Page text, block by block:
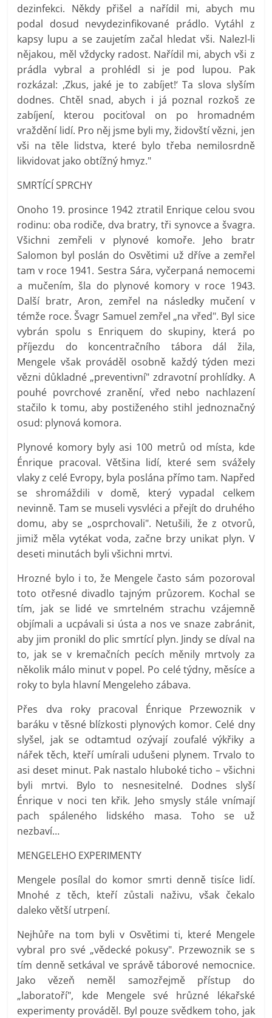
dezinfekci. Někdy přišel a nařídil mi, abych mu
podal dosud nevydezinfikované prádlo. Vytáhl z
kapsy lupu a se zaujetím začal hledat vši. Nalezl-li
nějakou, měl vždycky radost. Nařídil mi, abych vši z
prádla vybral a prohlédl si je pod lupou. Pak
rozkázal: ,Zkus, jaké je to zabíjet!‘ Ta slova slyším
dodnes. Chtěl snad, abych i já poznal rozkoš ze
zabíjení, kterou pociťoval on po hromadném
vraždění lidí. Pro něj jsme byli my, židovští vězni, jen
vši na těle lidstva, které bylo třeba nemilosrdně
likvidovat jako obtížný hmyz."
SMRTÍCÍ SPRCHY
Onoho 19. prosince 1942 ztratil Enrique celou svou
rodinu: oba rodiče, dva bratry, tři synovce a švagra.
Všichni zemřeli v plynové komoře. Jeho bratr
Salomon byl poslán do Osvětimi už dříve a zemřel
tam v roce 1941. Sestra Sára, vyčerpaná nemocemi
a mučením, šla do plynové komory v roce 1943.
Další bratr, Aron, zemřel na následky mučení v
témže roce. Švagr Samuel zemřel „na vřed". Byl sice
vybrán spolu s Enriquem do skupiny, která po
příjezdu do koncentračního tábora dál žila,
Mengele však prováděl osobně každý týden mezi
vězni důkladné „preventivní" zdravotní prohlídky. A
pouhé povrchové zranění, vřed nebo nachlazení
stačilo k tomu, aby postiženého stihl jednoznačný
osud: plynová komora.
Plynové komory byly asi 100 metrů od místa, kde
Énrique pracoval. Většina lidí, které sem svážely
vlaky z celé Evropy, byla poslána přímo tam. Napřed
se shromáždili v domě, který vypadal celkem
nevinně. Tam se museli vysvléci a přejít do druhého
domu, aby se „osprchovali". Netušili, že z otvorů,
jimiž měla vytékat voda, začne brzy unikat plyn. V
deseti minutách byli všichni mrtvi.
Hrozné bylo i to, že Mengele často sám pozoroval
toto otřesné divadlo tajným průzorem. Kochal se
tím, jak se lidé ve smrtelném strachu vzájemně
objímali a ucpávali si ústa a nos ve snaze zabránit,
aby jim pronikl do plic smrtící plyn. Jindy se díval na
to, jak se v kremačních pecích měnily mrtvoly za
několik málo minut v popel. Po celé týdny, měsíce a
roky to byla hlavní Mengeleho zábava.
Přes dva roky pracoval Énrique Przewoznik v
baráku v těsné blízkosti plynových komor. Celé dny
slyšel, jak se odtamtud ozývají zoufalé výkřiky a
nářek těch, kteří umírali udušeni plynem. Trvalo to
asi deset minut. Pak nastalo hluboké ticho – všichni
byli mrtvi. Bylo to nesnesitelné. Dodnes slyší
Énrique v noci ten křik. Jeho smysly stále vnímají
pach spáleného lidského masa. Toho se už
nezbaví…
MENGELEHO EXPERIMENTY
Mengele posílal do komor smrti denně tisíce lidí.
Mnohé z těch, kteří zůstali naživu, však čekalo
daleko větší utrpení.
Nejhůře na tom byli v Osvětimi ti, které Mengele
vybral pro své „vědecké pokusy". Przewoznik se s
tím denně setkával ve správě táborové nemocnice.
Jako vězeň neměl samozřejmě přístup do
„laboratoří", kde Mengele své hrůzné lékařské
experimenty prováděl. Byl pouze svědkem toho, jak